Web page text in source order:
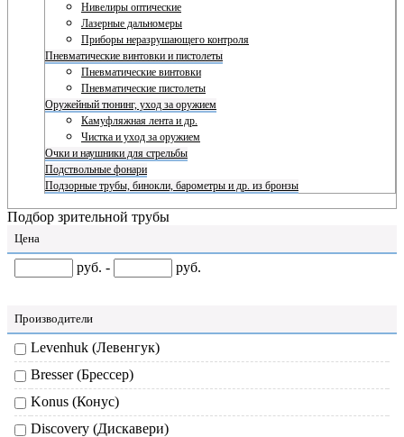
Нивелиры оптические
Лазерные дальномеры
Приборы неразрушающего контроля
Пневматические винтовки и пистолеты
Пневматические винтовки
Пневматические пистолеты
Оружейный тюнинг, уход за оружием
Камуфляжная лента и др.
Чистка и уход за оружием
Очки и наушники для стрельбы
Подствольные фонари
Подзорные трубы, бинокли, барометры и др. из бронзы
Подбор зрительной трубы
Цена
руб. - руб.
Производители
Levenhuk (Левенгук)
Bresser (Брессер)
Konus (Конус)
Discovery (Дискавери)